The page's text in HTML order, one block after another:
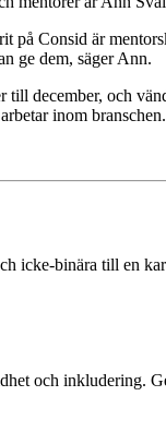
på Consid är
ge dem, säger Ann.
till december, och
inom
icke-binära till en
och inkludering.